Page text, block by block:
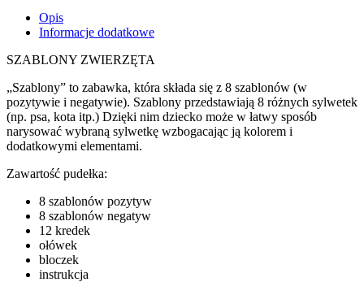
Opis
Informacje dodatkowe
SZABLONY ZWIERZĘTA
„Szablony” to zabawka, która składa się z 8 szablonów (w
pozytywie i negatywie). Szablony przedstawiają 8 różnych sylwetek
(np. psa, kota itp.) Dzięki nim dziecko może w łatwy sposób
narysować wybraną sylwetkę wzbogacając ją kolorem i
dodatkowymi elementami.
Zawartość pudełka:
8 szablonów pozytyw
8 szablonów negatyw
12 kredek
ołówek
bloczek
instrukcja